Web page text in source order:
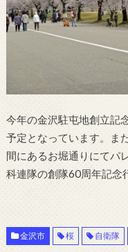
今年の金沢駐屯地創立記
予定となっています。ま
間にあるお堀通りにてパ
科連隊の創隊60周年記念
金沢市 桜 自衛隊